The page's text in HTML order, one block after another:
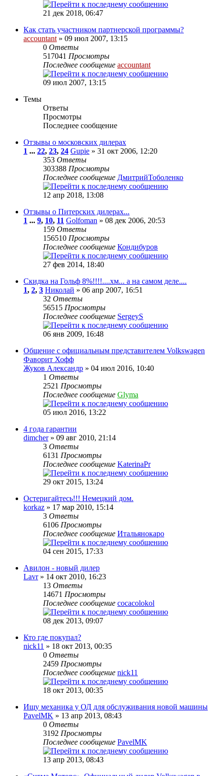
21 дек 2018, 06:47
Как стать участником партнерской программы?
accountant » 09 июл 2007, 13:15
0 Ответы
517041 Просмотры
Последнее сообщение accountant
09 июл 2007, 13:15
Темы
Ответы
Просмотры
Последнее сообщение
Отзывы о московских дилерах
1 ... 22, 23, 24 Gupie » 31 окт 2006, 12:20
353 Ответы
303388 Просмотры
Последнее сообщение ДмитрийТоболенко
12 апр 2018, 13:08
Отзывы о Питерских дилерах...
1 ... 9, 10, 11 Golfoman » 08 дек 2006, 20:53
159 Ответы
156510 Просмотры
Последнее сообщение Кондибуров
27 фев 2014, 18:40
Скидка на Гольф 8%!!!!....хм... а на самом деле....
1, 2, 3 Николай » 06 апр 2007, 16:51
32 Ответы
56515 Просмотры
Последнее сообщение SergeyS
06 янв 2009, 16:48
Общение с официальным представителем Volkswagen
Фаворит Хофф
Жуков Александр » 04 июл 2016, 10:40
1 Ответы
2521 Просмотры
Последнее сообщение Glyma
05 июл 2016, 13:22
4 года гарантии
dimcher» 09 авг 2010, 21:14
3 Ответы
6131 Просмотры
Последнее сообщение KaterinaPr
29 окт 2015, 13:24
Остеригайтесь!!! Немецкий дом.
korkaz » 17 мар 2010, 15:14
3 Ответы
6106 Просмотры
Последнее сообщение Итальянокаро
04 сен 2015, 17:33
Авилон - новый дилер
Lavr» 14 окт 2010, 16:23
13 Ответы
14671 Просмотры
Последнее сообщение cocacolokol
08 дек 2013, 09:07
Кто где покупал?
nick11 » 18 окт 2013, 00:35
0 Ответы
2459 Просмотры
Последнее сообщение nick11
18 окт 2013, 00:35
Ищу механика у ОД для обслуживания новой машины
PavelMK » 13 апр 2013, 08:43
0 Ответы
3192 Просмотры
Последнее сообщение PavelMK
13 апр 2013, 08:43